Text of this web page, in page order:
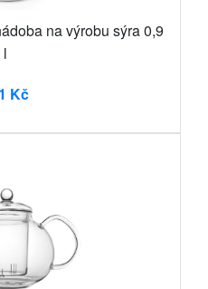
na výrobu sýra 0,9
l
Kč